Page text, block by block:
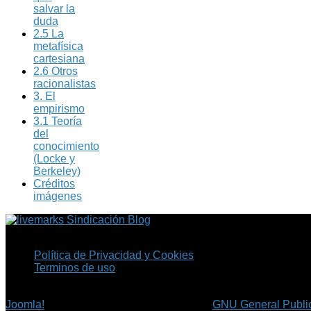
salvar la
duda
2.5 La
metafísica
cartesiana
2.6 Otros
racionalistas
3. El
empirismo
3.1 Teoría
del
conocimiento
(Locke y
Berkeley)
Créditos
imágenes
Sindicación Blog
Política de Privacidad y Cookies
Terminos de uso
Joomla!
GNU General